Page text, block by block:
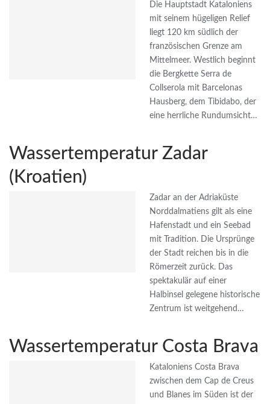
Die Hauptstadt Kataloniens
mit seinem hügeligen Relief
liegt 120 km südlich der
französischen Grenze am
Mittelmeer. Westlich beginnt
die Bergkette Serra de
Collserola mit Barcelonas
Hausberg, dem Tibidabo, der
eine herrliche Rundumsicht…
Wassertemperatur Zadar
(Kroatien)
Zadar an der Adriaküste
Norddalmatiens gilt als eine
Hafenstadt und ein Seebad
mit Tradition. Die Ursprünge
der Stadt reichen bis in die
Römerzeit zurück. Das
spektakulär auf einer
Halbinsel gelegene historische
Zentrum ist weitgehend…
Wassertemperatur Costa Brava
Kataloniens Costa Brava
zwischen dem Cap de Creus
und Blanes im Süden ist der